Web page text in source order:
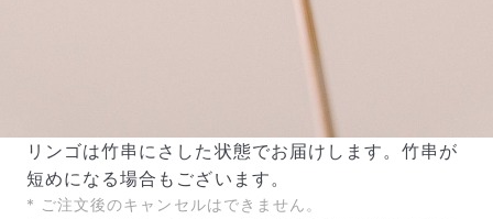
リンゴは竹串にさした状態でお届けします。竹串が
短めになる場合もございます。
* ご注文後のキャンセルはできません。